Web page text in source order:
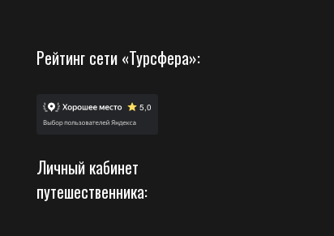
Рейтинг сети «Турсфера»:
Личный кабинет
путешественника: